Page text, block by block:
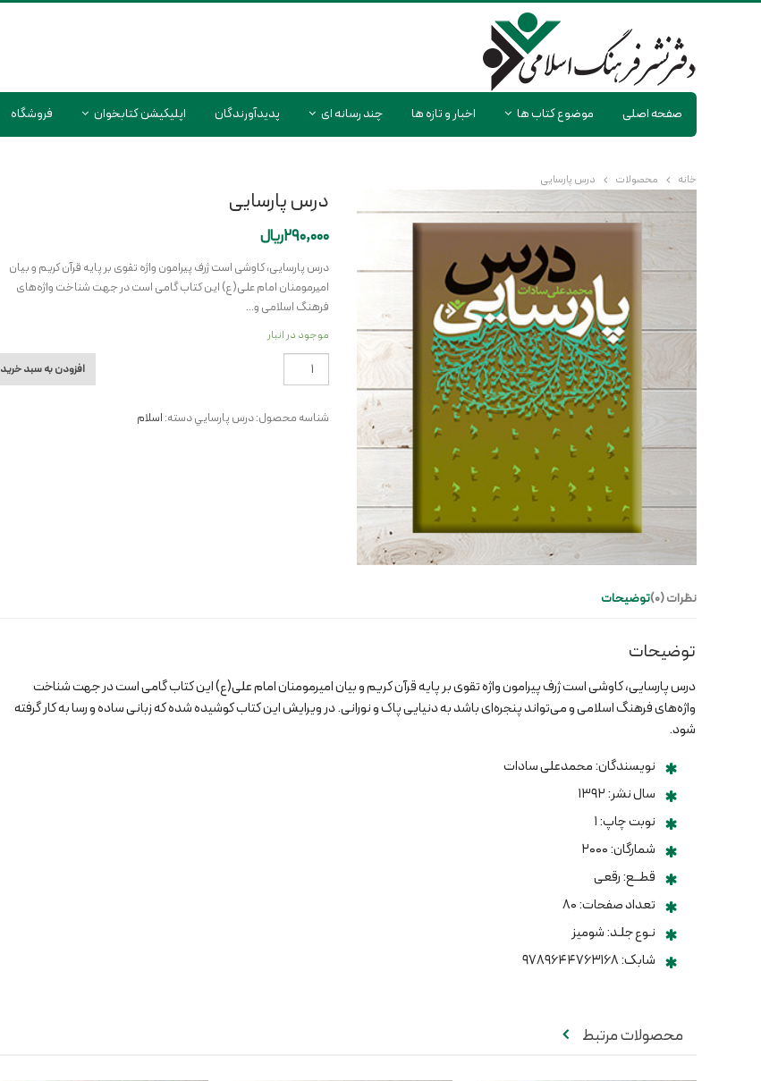
صفحه اصلی موضوع کتاب ها اخبار و تازه ها چند رسانه ای پدیدآورندگان اپلیکیشن کتابخوان فروشگاه
خانه محصولات درس پارسایی
درس پارسایی
290,000ریال
درس پارسایی، کاوشی است ژرف پیرامون واژه تقوی بر پایه قرآن کریم و بیان
امیرمومنان امام علی(ع) این کتاب گامی است در جهت شناخت واژه‌های
فرهنگ اسلامی و…
موجود در انبار
درس
پارسایی
افزودن به سبد خرید
شناسه محصول:درس پارساييدسته: اسلام
توضیحات نظرات (0)
توضیحات
درس پارسایی، کاوشی است ژرف پیرامون واژه تقوی بر پایه قرآن کریم و بیان امیرمومنان امام علی(ع) این کتاب گامی است در جهت شناخت
واژه‌های فرهنگ اسلامی و می‌تواند پنجره‌ای باشد به دنیایی پاک و نورانی. در ویرایش این کتاب کوشیده شده که زبانی ساده و رسا به کار گرفته
شود.
نویسندگان: محمدعلی سادات
سال نشر: ۱۳۹۲
نوبت چاپ: ۱
شمارگان: ۲۰۰۰
قطــع: رقعی
تعداد صفحات: ۸۰
نـوع جلـد: شومیز
شابک: ۹۷۸۹۶۴۴۷۶۳۱۶۸
محصولات مرتبط